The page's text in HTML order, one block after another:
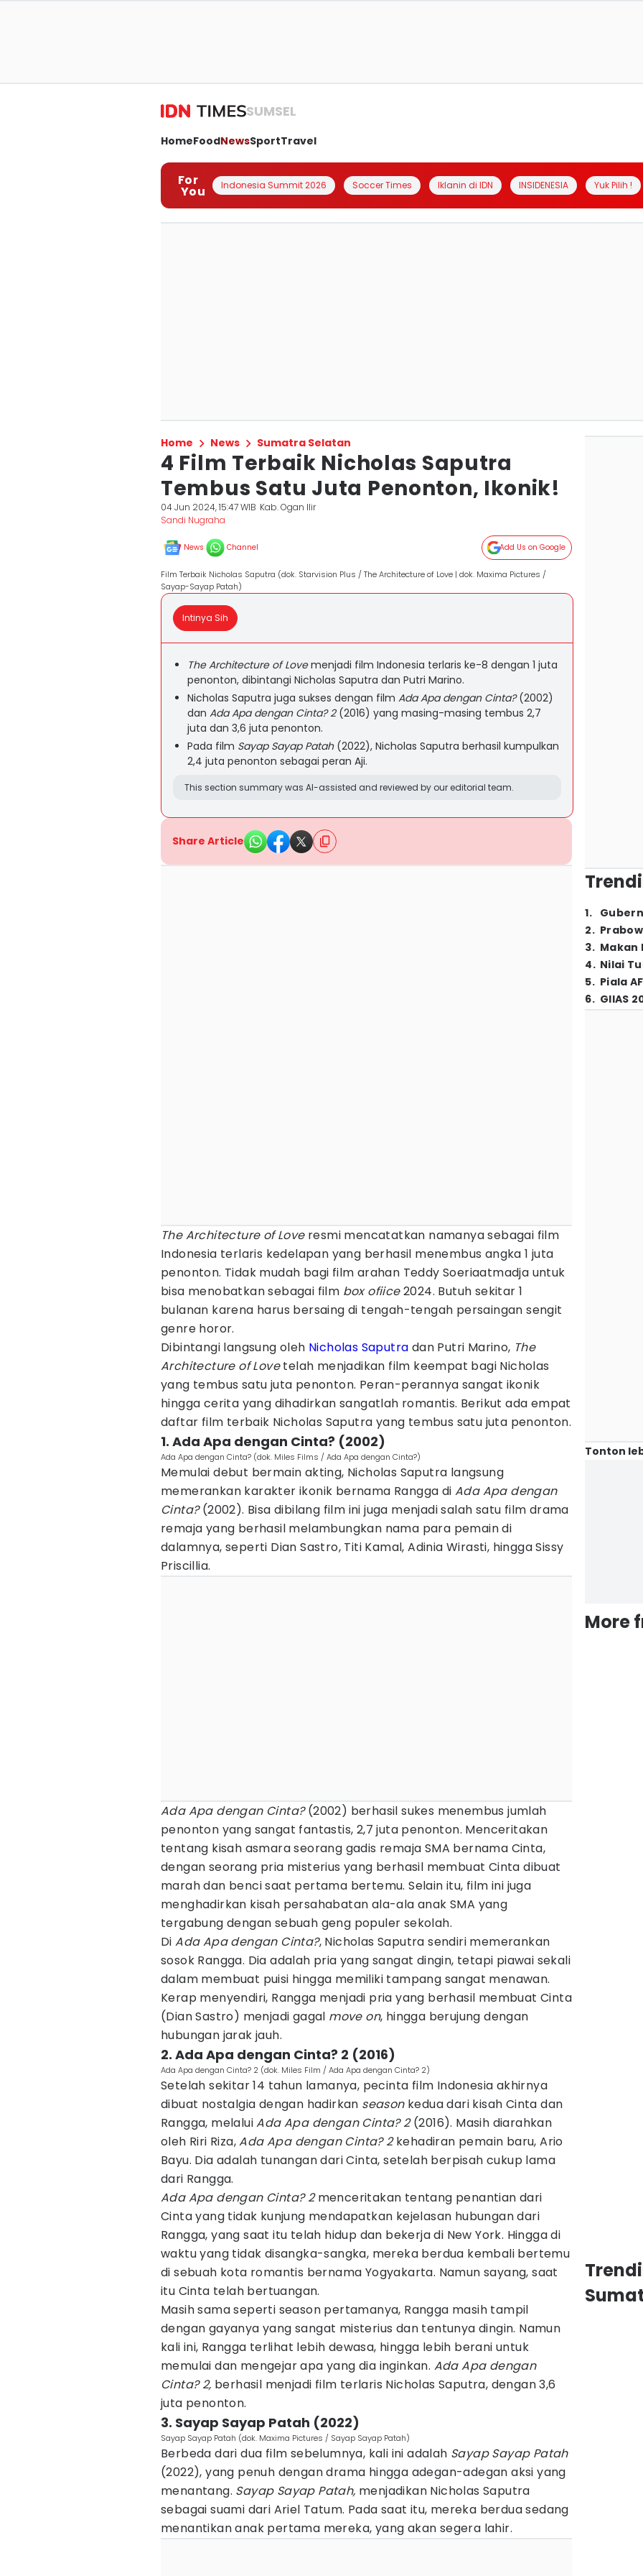
SUMSEL
HomeFoodNewsSportTravel
For
You Indonesia Summit 2026 Soccer Times Iklanin di IDN INSIDENESIA Yuk Pilih !
Home News Sumatra Selatan
4 Film Terbaik Nicholas Saputra
Tembus Satu Juta Penonton, Ikonik!
04 Jun 2024, 15:47 WIB Kab. Ogan Ilir
Sandi Nugraha
News Channel Add Us on Google
Film Terbaik Nicholas Saputra (dok. Starvision Plus / The Architecture of Love | dok. Maxima Pictures /
Sayap-Sayap Patah)
Intinya Sih
The Architecture of Lovemenjadi film Indonesia terlaris ke-8 dengan 1 juta
penonton, dibintangi Nicholas Saputra dan Putri Marino.
Nicholas Saputra juga sukses dengan film Ada Apa dengan Cinta?(2002)
dan Ada Apa dengan Cinta? 2(2016) yang masing-masing tembus 2,7
juta dan 3,6 juta penonton.
Pada film Sayap Sayap Patah(2022), Nicholas Saputra berhasil kumpulkan
2,4 juta penonton sebagai peran Aji.
This section summary was AI-assisted and reviewed by our editorial team.
Share Article
The Architecture of Loveresmi mencatatkan namanya sebagai film
Indonesia terlaris kedelapan yang berhasil menembus angka 1 juta
penonton. Tidak mudah bagi film arahan Teddy Soeriaatmadja untuk
bisa menobatkan sebagai film box ofiice2024. Butuh sekitar 1
bulanan karena harus bersaing di tengah-tengah persaingan sengit
genre horor.
Dibintangi langsung oleh Nicholas Saputra dan Putri Marino, The
Architecture of Lovetelah menjadikan film keempat bagi Nicholas
yang tembus satu juta penonton. Peran-perannya sangat ikonik
hingga cerita yang dihadirkan sangatlah romantis. Berikut ada empat
daftar film terbaik Nicholas Saputra yang tembus satu juta penonton.
1. Ada Apa dengan Cinta? (2002)
Ada Apa dengan Cinta? (dok. Miles Films / Ada Apa dengan Cinta?)
Memulai debut bermain akting, Nicholas Saputra langsung
memerankan karakter ikonik bernama Rangga di Ada Apa dengan
Cinta?(2002). Bisa dibilang film ini juga menjadi salah satu film drama
remaja yang berhasil melambungkan nama para pemain di
dalamnya, seperti Dian Sastro, Titi Kamal, Adinia Wirasti, hingga Sissy
Priscillia.
Ada Apa dengan Cinta?(2002) berhasil sukes menembus jumlah
penonton yang sangat fantastis, 2,7 juta penonton. Menceritakan
tentang kisah asmara seorang gadis remaja SMA bernama Cinta,
dengan seorang pria misterius yang berhasil membuat Cinta dibuat
marah dan benci saat pertama bertemu. Selain itu, film ini juga
menghadirkan kisah persahabatan ala-ala anak SMA yang
tergabung dengan sebuah geng populer sekolah.
DiAda Apa dengan Cinta?, Nicholas Saputra sendiri memerankan
sosok Rangga. Dia adalah pria yang sangat dingin, tetapi piawai sekali
dalam membuat puisi hingga memiliki tampang sangat menawan.
Kerap menyendiri, Rangga menjadi pria yang berhasil membuat Cinta
(Dian Sastro) menjadi gagal move on, hingga berujung dengan
hubungan jarak jauh.
2. Ada Apa dengan Cinta? 2 (2016)
Ada Apa dengan Cinta? 2 (dok. Miles Film / Ada Apa dengan Cinta? 2)
Setelah sekitar 14 tahun lamanya, pecinta film Indonesia akhirnya
dibuat nostalgia dengan hadirkan seasonkedua dari kisah Cinta dan
Rangga, melaluiAda Apa dengan Cinta? 2(2016). Masih diarahkan
oleh Riri Riza,Ada Apa dengan Cinta? 2kehadiran pemain baru, Ario
Bayu. Dia adalah tunangan dari Cinta, setelah berpisah cukup lama
dari Rangga.
Ada Apa dengan Cinta? 2menceritakan tentang penantian dari
Cinta yang tidak kunjung mendapatkan kejelasan hubungan dari
Rangga, yang saat itu telah hidup dan bekerja di New York. Hingga di
waktu yang tidak disangka-sangka, mereka berdua kembali bertemu
di sebuah kota romantis bernama Yogyakarta. Namun sayang, saat
itu Cinta telah bertuangan.
Masih sama seperti season pertamanya, Rangga masih tampil
dengan gayanya yang sangat misterius dan tentunya dingin. Namun
kali ini, Rangga terlihat lebih dewasa, hingga lebih berani untuk
memulai dan mengejar apa yang dia inginkan. Ada Apa dengan
Cinta? 2, berhasil menjadi film terlaris Nicholas Saputra, dengan 3,6
juta penonton.
3. Sayap Sayap Patah (2022)
Sayap Sayap Patah (dok. Maxima Pictures / Sayap Sayap Patah)
Berbeda dari dua film sebelumnya, kali ini adalah Sayap Sayap Patah
(2022), yang penuh dengan drama hingga adegan-adegan aksi yang
menantang. Sayap Sayap Patah, menjadikan Nicholas Saputra
sebagai suami dari Ariel Tatum. Pada saat itu, mereka berdua sedang
menantikan anak pertama mereka, yang akan segera lahir.
1.
2.
3. Makan
4. Nilai
5. Piala
6. GIIAS
Tonton
More